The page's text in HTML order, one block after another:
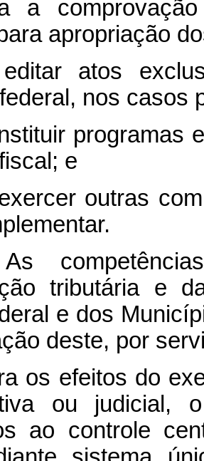
a
apropriação
atos
nos casos
programas
e
outras
tributária e
e dos
deste, por
os efeitos do
ou judicial,
ao controle